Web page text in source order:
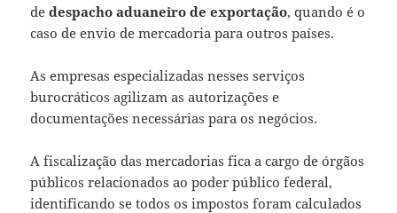
de despacho aduaneiro de exportação, quando é o
caso de envio de mercadoria para outros países.
As empresas especializadas nesses serviços
burocráticos agilizam as autorizações e
documentações necessárias para os negócios.
A fiscalização das mercadorias fica a cargo de órgãos
públicos relacionados ao poder público federal,
identificando se todos os impostos foram calculados